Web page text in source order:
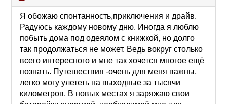
to
collapse
contents
Я обожаю спонтанность,приключения и драйв.
Радуюсь каждому новому дню. Иногда я люблю
побыть дома под одеялом с книжкой, но долго
так продолжаться не может. Ведь вокруг столько
всего интересного и мне так хочется многое ещё
познать. Путешествия -очень для меня важны,
легко могу улететь на выходные за тысячи
километров. В новых местах я заряжаю свои